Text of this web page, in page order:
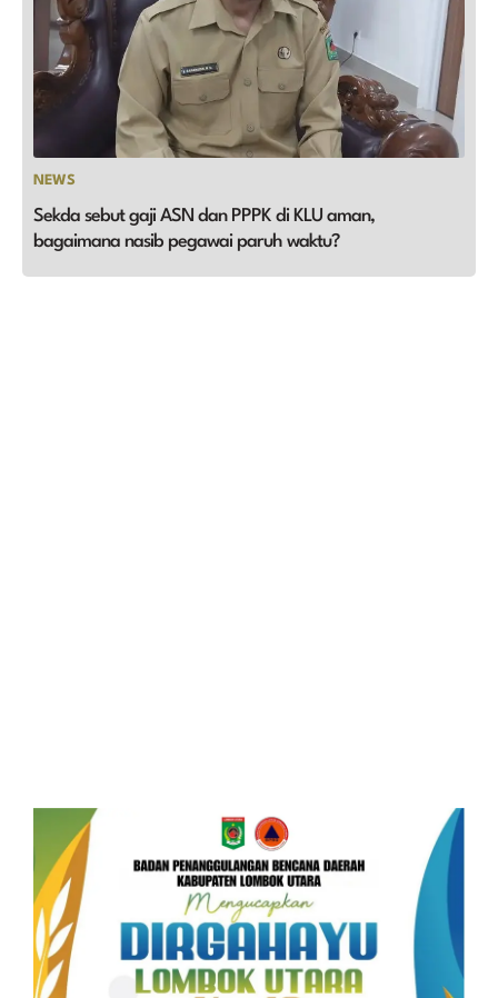
NEWS
Sekda sebut gaji ASN dan PPPK di KLU aman,
bagaimana nasib pegawai paruh waktu?